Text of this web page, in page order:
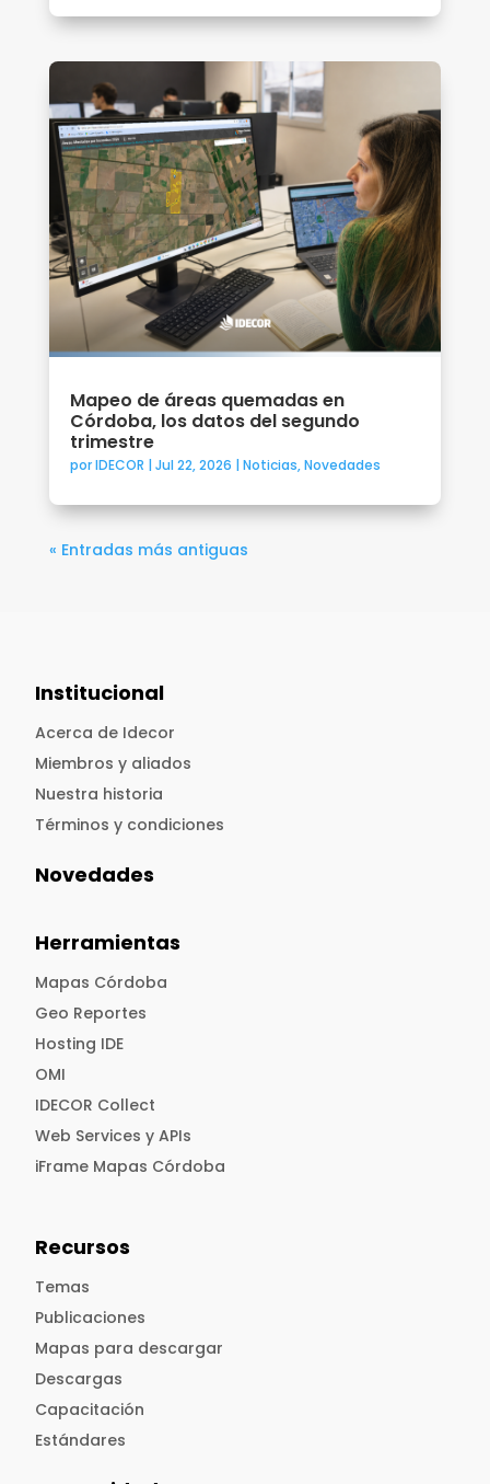
Mapeo de áreas quemadas en
Córdoba, los datos del segundo
trimestre
porIDECOR | Jul 22, 2026 | Noticias,Novedades
« Entradas más antiguas
Institucional
Acerca de Idecor
Miembros y aliados
Nuestra historia
Términos y condiciones
Novedades
Herramientas
Mapas Córdoba
Geo Reportes
Hosting IDE
OMI
IDECOR Collect
Web Services y APIs
iFrame Mapas Córdoba
Recursos
Temas
Publicaciones
Mapas para descargar
Descargas
Capacitación
Estándares